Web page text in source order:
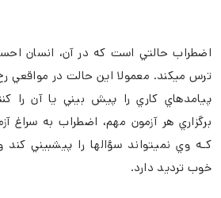
اضطراب حالتي است که در آن، انسان
ترس ميکند. معمولا اين حالت در مواقعي
پيامدهاي کاري را پيش بيني يا آن را
برگزاري هر آزمون مهم، اضطراب به سراغ
کـه وي نميتواند سؤالها را پيشبيني
خوب ترديد دارد.